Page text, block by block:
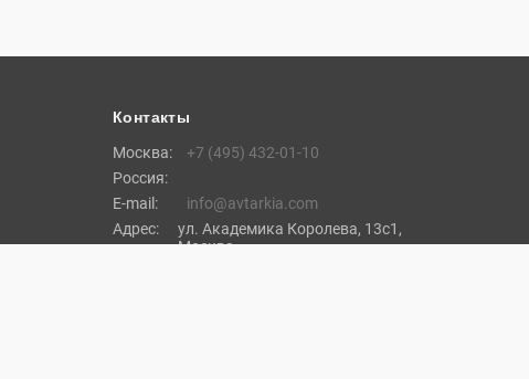
Контакты
Москва:
+7 (495) 432-01-10
Россия:
E-mail:
info@avtarkia.com
Адрес:
ул. Академика Королева, 13с1,
Москва